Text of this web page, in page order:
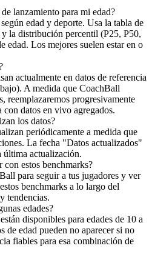
lanzamiento para mi edad?
edad y deporte. Usa la tabla de
la distribución percentil (P25, P50,
edad. Los mejores suelen estar en o
actualmente en datos de referencia
A medida que CoachBall
reemplazaremos progresivamente
con datos en vivo agregados.
los datos?
periódicamente a medida que
La fecha "Datos actualizados"
última actualización.
con estos benchmarks?
para seguir a tus jugadores y ver
benchmarks a lo largo del
tendencias.
edades?
disponibles para edades de 10 a
de edad pueden no aparecer si no
fiables para esa combinación de